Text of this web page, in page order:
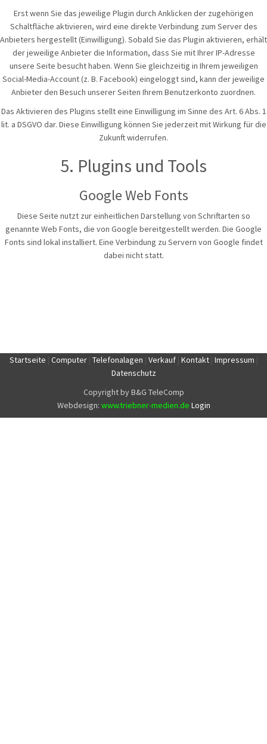
Erst wenn Sie das jeweilige Plugin durch Anklicken der zugehörigen
Schaltfläche aktivieren, wird eine direkte Verbindung zum Server des
Anbieters hergestellt (Einwilligung). Sobald Sie das Plugin aktivieren, erhält
der jeweilige Anbieter die Information, dass Sie mit Ihrer IP-Adresse
unsere Seite besucht haben. Wenn Sie gleichzeitig in Ihrem jeweiligen
Social-Media-Account (z. B. Facebook) eingeloggt sind, kann der jeweilige
Anbieter den Besuch unserer Seiten Ihrem Benutzerkonto zuordnen.
Das Aktivieren des Plugins stellt eine Einwilligung im Sinne des Art. 6 Abs. 1
lit. a DSGVO dar. Diese Einwilligung können Sie jederzeit mit Wirkung für die
Zukunft widerrufen.
5. Plugins und Tools
Google Web Fonts
Diese Seite nutzt zur einheitlichen Darstellung von Schriftarten so
genannte Web Fonts, die von Google bereitgestellt werden. Die Google
Fonts sind lokal installiert. Eine Verbindung zu Servern von Google findet
dabei nicht statt.
Startseite Computer| Telefonalagen Verkauf| Kontakt| Impressum
Datenschutz
Copyright by B&G TeleComp
Webdesign: www.triebner-medien.de Login